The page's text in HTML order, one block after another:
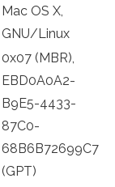
Mac OS X,
GNU/Linux
0x07 (MBR),
EBD0A0A2-
B9E5-4433-
87C0-
68B6B72699C7
(GPT)